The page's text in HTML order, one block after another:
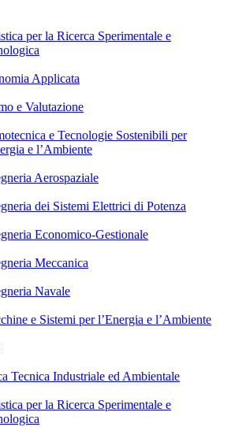
per la Ricerca Sperimentale e
Applicata
e Valutazione
e Tecnologie Sostenibili per
e l’Ambiente
Aerospaziale
dei Sistemi Elettrici di Potenza
Economico-Gestionale
Meccanica
Navale
e Sistemi per l’Energia e l’Ambiente
Tecnica Industriale ed Ambientale
per la Ricerca Sperimentale e